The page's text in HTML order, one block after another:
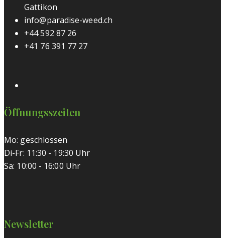
Gattikon
info@paradise-weed.ch
+44 592 87 26
+41 76 391 77 27
Öffnungsszeiten
Mo: geschlossen
Di-Fr: 11:30 - 19:30 Uhr
Sa: 10:00 - 16:00 Uhr
Newsletter